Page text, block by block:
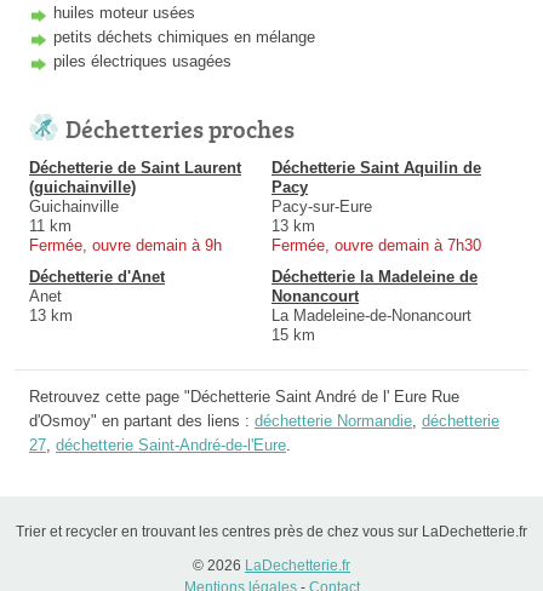
huiles moteur usées
petits déchets chimiques en mélange
piles électriques usagées
Déchetteries proches
Déchetterie de Saint Laurent
(guichainville)
Guichainville
11 km
Fermée, ouvre demain à 9h
Déchetterie Saint Aquilin de
Pacy
Pacy-sur-Eure
13 km
Fermée, ouvre demain à 7h30
Déchetterie d'Anet
Anet
13 km
Déchetterie la Madeleine de
Nonancourt
La Madeleine-de-Nonancourt
15 km
Retrouvez cette page "Déchetterie Saint André de l' Eure Rue
d'Osmoy" en partant des liens : déchetterie Normandie, déchetterie
27, déchetterie Saint-André-de-l'Eure.
Trier et recycler en trouvant les centres près de chez vous sur LaDechetterie.fr
© 2026 LaDechetterie.fr